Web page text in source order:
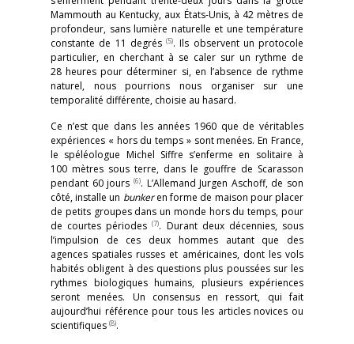
Mammouth au Kentucky, aux États-Unis, à 42 mètres de
profondeur, sans lumière naturelle et une température
constante de 11 degrés (5). Ils observent un protocole
particulier, en cherchant à se caler sur un rythme de
28 heures pour déterminer si, en l’absence de rythme
naturel, nous pourrions nous organiser sur une
temporalité différente, choisie au hasard.
Ce n’est que dans les années 1960 que de véritables
expériences « hors du temps » sont menées. En France,
le spéléologue Michel Siffre s’enferme en solitaire à
100 mètres sous terre, dans le gouffre de Scarasson
pendant 60 jours (6). L’Allemand Jurgen Aschoff, de son
côté, installe un bunkeren forme de maison pour placer
de petits groupes dans un monde hors du temps, pour
de courtes périodes(7). Durant deux décennies, sous
l’impulsion de ces deux hommes autant que des
agences spatiales russes et américaines, dont les vols
habités obligent à des questions plus poussées sur les
rythmes biologiques humains, plusieurs expériences
seront menées. Un consensus en ressort, qui fait
aujourd’hui référence pour tous les articles novices ou
scientifiques (8).